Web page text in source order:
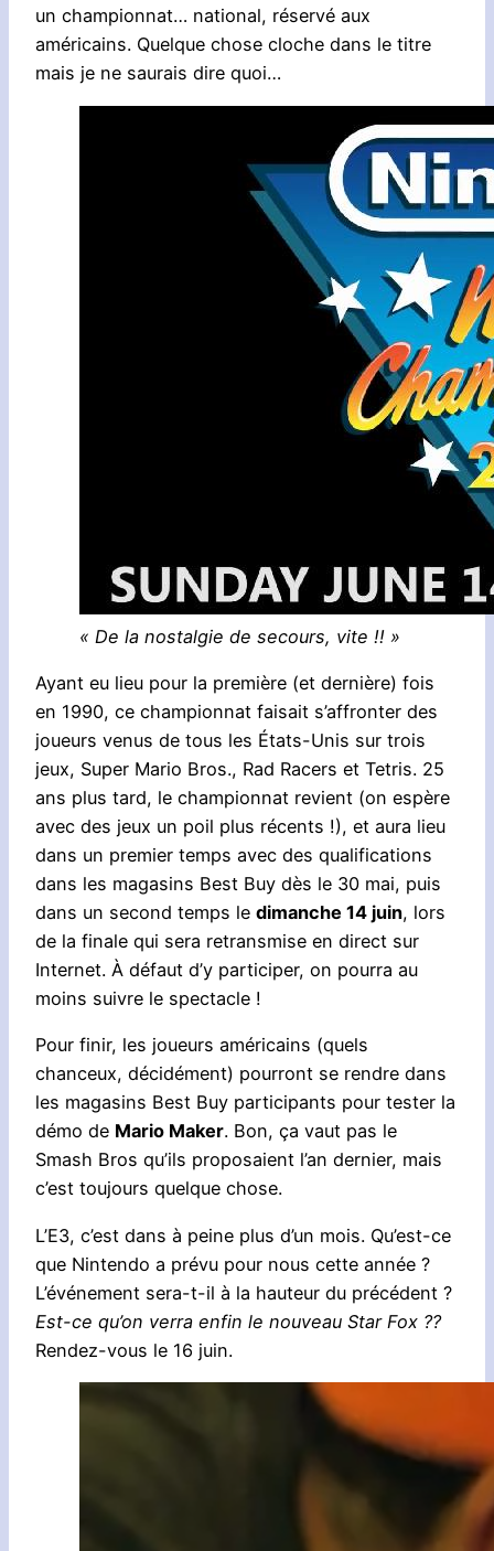
un championnat… national, réservé aux
américains. Quelque chose cloche dans le titre
mais je ne saurais dire quoi…
« De la nostalgie de secours, vite !! »
Ayant eu lieu pour la première (et dernière) fois
en 1990, ce championnat faisait s’affronter des
joueurs venus de tous les États-Unis sur trois
jeux, Super Mario Bros., Rad Racers et Tetris. 25
ans plus tard, le championnat revient (on espère
avec des jeux un poil plus récents !), et aura lieu
dans un premier temps avec des qualifications
dans les magasins Best Buy dès le 30 mai, puis
dans un second temps le dimanche 14 juin, lors
de la finale qui sera retransmise en direct sur
Internet. À défaut d’y participer, on pourra au
moins suivre le spectacle !
Pour finir, les joueurs américains (quels
chanceux, décidément) pourront se rendre dans
les magasins Best Buy participants pour tester la
démo de Mario Maker. Bon, ça vaut pas le
Smash Bros qu’ils proposaient l’an dernier, mais
c’est toujours quelque chose.
L’E3, c’est dans à peine plus d’un mois. Qu’est-ce
que Nintendo a prévu pour nous cette année ?
L’événement sera-t-il à la hauteur du précédent ?
Est-ce qu’on verra enfin le nouveau Star Fox ??
Rendez-vous le 16 juin.